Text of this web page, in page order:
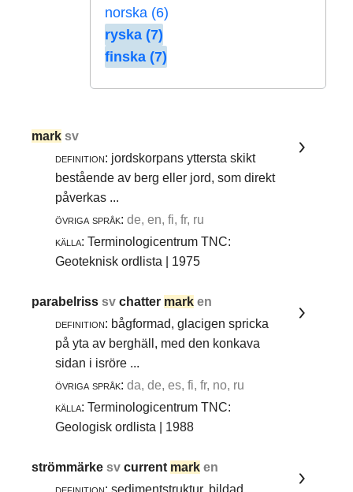
norska (6)
ryska (7)
finska (7)
mark sv
definition: jordskorpans yttersta skikt
bestående av berg eller jord, som direkt
påverkas ...
övriga språk: de, en, fi, fr, ru
källa: Terminologicentrum TNC:
Geoteknisk ordlista | 1975
parabelrisssvchatter mark en
definition: bågformad, glacigen spricka
på yta av berghäll, med den konkava
sidan i isröre ...
övriga språk: da, de, es, fi, fr, no, ru
källa: Terminologicentrum TNC:
Geologisk ordlista | 1988
strömmärkesvcurrent mark en